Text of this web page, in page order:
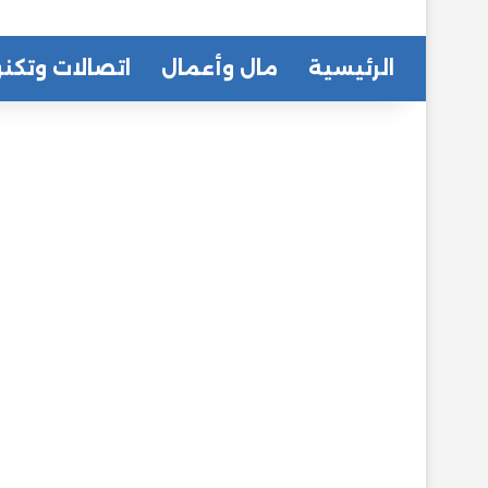
الرئيسية مال وأعمال اتصالات